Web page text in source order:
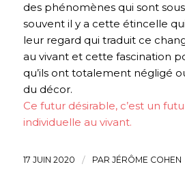
des phénomènes qui sont
souvent il y a cette étincelle
leur regard qui traduit ce
au vivant et cette fascination
qu’ils ont totalement négligé
du décor.
Ce futur désirable, c’est un
individuelle au vivant.
17 JUIN 2020 / PAR JÉRÔME COHEN